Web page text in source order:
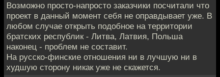
Возможно просто-напросто заказчики посчитали что
проект в данный момент себя не оправдывает уже. В
любом случае открыть подобное на территории
братских республик - Литва, Латвия, Польша
наконец - проблем не составит.
На русско-финские отношения ни в лучшую ни в
худшую сторону никак уже не скажется.